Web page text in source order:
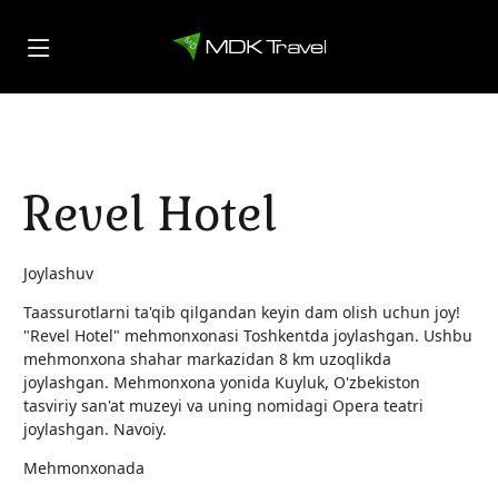
Revel Hotel
Joylashuv
Taassurotlarni ta'qib qilgandan keyin dam olish uchun joy!
"Revel Hotel" mehmonxonasi Toshkentda joylashgan. Ushbu
mehmonxona shahar markazidan 8 km uzoqlikda
joylashgan. Mehmonxona yonida Kuyluk, O'zbekiston
tasviriy san'at muzeyi va uning nomidagi Opera teatri
joylashgan. Navoiy.
Mehmonxonada